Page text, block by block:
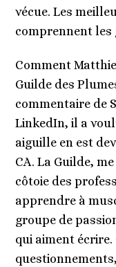
vécue. Les
comprennent les
Comment
Guilde des
commentaire de
LinkedIn, il a
aiguille en est
CA. La Guilde,
côtoie des
apprendre à
groupe de
qui aiment